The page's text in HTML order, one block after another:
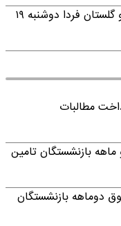
وضعیت تعطیلی ادارات مازندران و گیلان و گلستان فردا دوشنبه ۱۹
مطالبات
بازنشستگان تامین
دوماهه بازنشستگان